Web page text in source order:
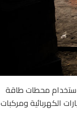
محطات طاقة
الكهربائية ومركبات